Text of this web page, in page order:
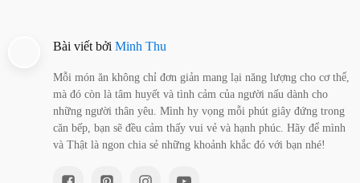
Bài viết bởi Minh Thu
Mỗi món ăn không chỉ đơn giản mang lại năng lượng cho cơ thể,
mà đó còn là tâm huyết và tình cảm của người nấu dành cho
những người thân yêu. Mình hy vọng mỗi phút giây đứng trong
căn bếp, bạn sẽ đều cảm thấy vui vẻ và hạnh phúc. Hãy để mình
và Thật là ngon chia sẻ những khoảnh khắc đó với bạn nhé!